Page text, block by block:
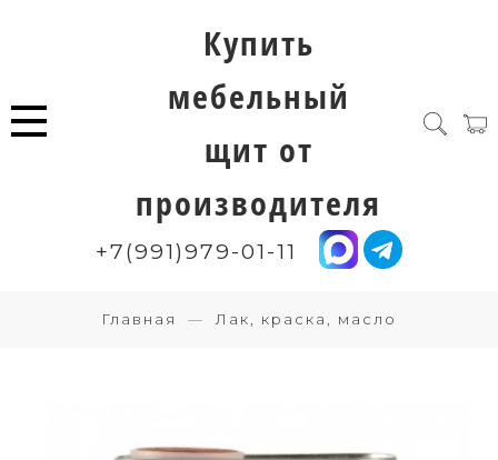
Купить
мебельный
щит от
производителя
+7(991)979-01-11
Главная Лак, краска, масло